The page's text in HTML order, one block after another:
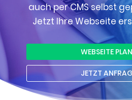
auch per CMS selbst
Jetzt Ihre Webseite
WEBSEITE
JETZT